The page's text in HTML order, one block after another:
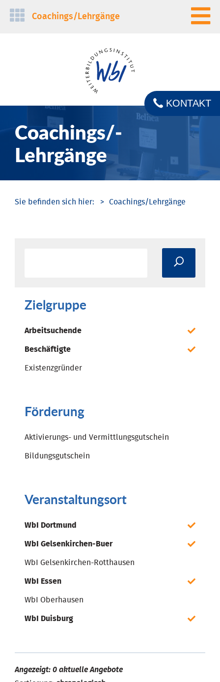
Navigation
Coachings/­Lehrgänge
Coachings/­
Lehrgänge
KONTAKT
Coachings/­Lehrgänge
Zielgruppe
Arbeitsuchende
Beschäftigte
Existenzgründer
Förderung
Aktivierungs- und Vermittlungsgutschein
Bildungsgutschein
Veranstaltungsort
WbI Dortmund
WbI Gelsenkirchen-Buer
WbI Gelsenkirchen-Rotthausen
WbI Essen
WbI Oberhausen
WbI Duisburg
Angezeigt: 0 aktuelle Angebote